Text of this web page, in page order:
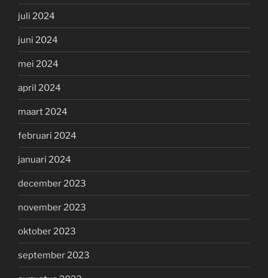
juli 2024
juni 2024
mei 2024
april 2024
maart 2024
februari 2024
januari 2024
december 2023
november 2023
oktober 2023
september 2023